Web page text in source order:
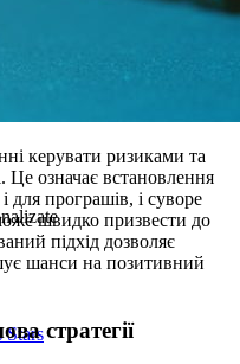
Stars
керувати ризиками та
Це означає встановлення
для програшів, і суворе
швидко призвести до
підхід дозволяє
шанси на позитивний
стратегії